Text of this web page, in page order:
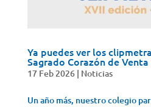
Ya puedes ver los
Sagrado Corazón de
17 Feb 2026| Noticias
Un año más, nuestro colegio